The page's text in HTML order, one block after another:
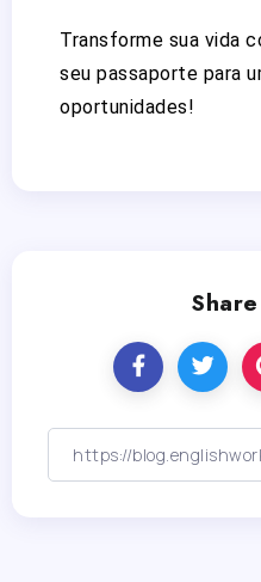
Transforme sua vida
seu passaporte para
oportunidades!